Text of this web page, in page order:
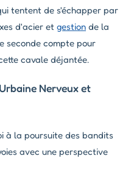
tentent de s'échapper par
d'acier et gestion de la
seconde compte pour
cavale déjantée.
Nerveux et
à la poursuite des bandits
avec une perspective